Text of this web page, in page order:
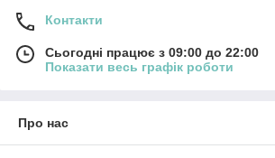
Контакти
Сьогодні працює з 09:00 до 22:00
Показати весь графік роботи
Про нас